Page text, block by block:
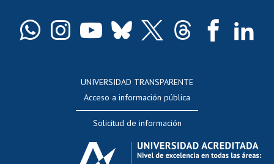
Docentes
Evaluación docente
Calificación académica
Postulación al AUCAI
UNIVERSIDAD TRANSPARENTE
Acceso a información pública
Solicitud de información